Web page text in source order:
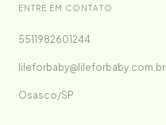
ENTRE EM CONTATO
5511982601244
lileforbaby@lileforbaby.com.br
Osasco/SP